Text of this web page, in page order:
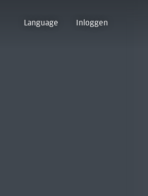
Language Inloggen